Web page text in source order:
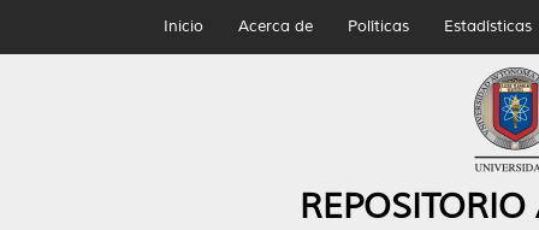
Inicio Acerca de Políticas Estadísticas